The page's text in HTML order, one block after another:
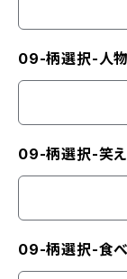
09-柄選択-人物
09-柄選択-笑え
09-柄選択-食べ